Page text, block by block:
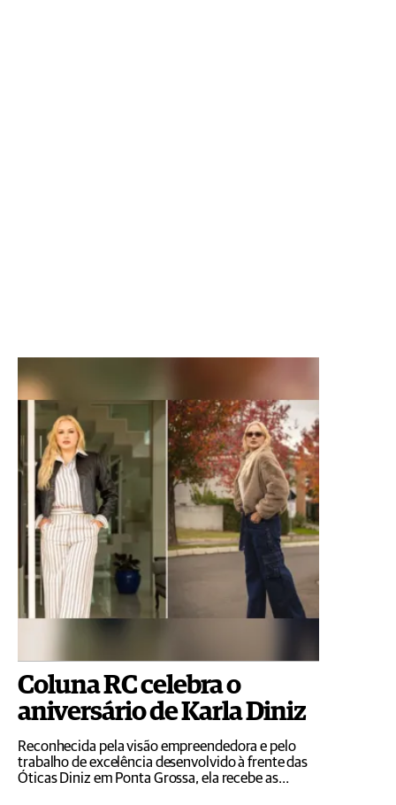
Coluna RC celebra o
aniversário de Karla Diniz
Reconhecida pela visão empreendedora e pelo
trabalho de excelência desenvolvido à frente das
Óticas Diniz em Ponta Grossa, ela recebe as